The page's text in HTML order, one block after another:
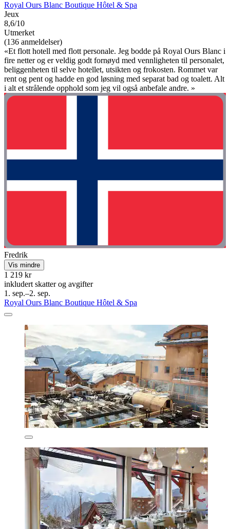
Royal Ours Blanc Boutique Hôtel & Spa
Jeux
8,6/10
Utmerket
(136 anmeldelser)
«Et flott hotell med flott personale. Jeg bodde på Royal Ours Blanc i
fire netter og er veldig godt fornøyd med vennligheten til personalet,
beliggenheten til selve hotellet, utsikten og frokosten. Rommet var
rent og pent og hadde en god løsning med separat bad og toalett. Alt
i alt et strålende opphold som jeg vil også anbefale andre. »
Fredrik
Vis mindre
1 219 kr
inkludert skatter og avgifter
1. sep.–2. sep.
Royal Ours Blanc Boutique Hôtel & Spa